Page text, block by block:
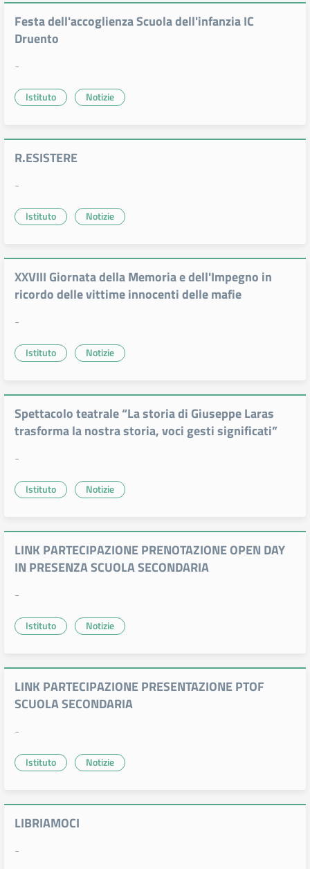
Festa dell'accoglienza Scuola dell'infanzia IC
Druento
-
Istituto Notizie
R.ESISTERE
-
Istituto Notizie
XXVIII Giornata della Memoria e dell'Impegno in
ricordo delle vittime innocenti delle mafie
-
Istituto Notizie
Spettacolo teatrale “La storia di Giuseppe Laras
trasforma la nostra storia, voci gesti significati”
-
Istituto Notizie
LINK PARTECIPAZIONE PRENOTAZIONE OPEN DAY
IN PRESENZA SCUOLA SECONDARIA
-
Istituto Notizie
LINK PARTECIPAZIONE PRESENTAZIONE PTOF
SCUOLA SECONDARIA
-
Istituto Notizie
LIBRIAMOCI
-